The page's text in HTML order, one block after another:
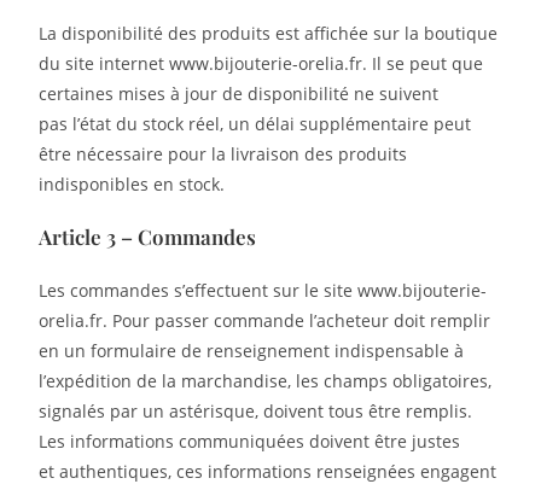
La disponibilité des produits est affichée sur la boutique
du site internet www.bijouterie-orelia.fr. Il se peut que
certaines mises à jour de disponibilité ne suivent
pas l’état du stock réel, un délai supplémentaire peut
être nécessaire pour la livraison des produits
indisponibles en stock.
Article 3 – Commandes
Les commandes s’effectuent sur le site www.bijouterie-
orelia.fr. Pour passer commande l’acheteur doit remplir
en un formulaire de renseignement indispensable à
l’expédition de la marchandise, les champs obligatoires,
signalés par un astérisque, doivent tous être remplis.
Les informations communiquées doivent être justes
et authentiques, ces informations renseignées engagent